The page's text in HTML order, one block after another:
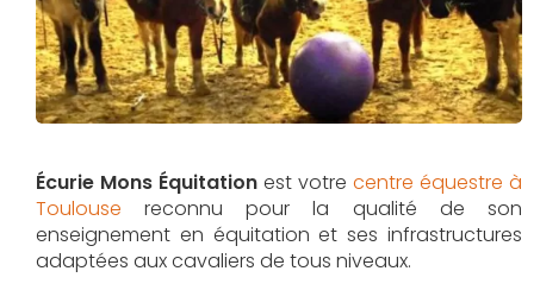
Écurie Mons Équitation est votre centre équestre à
Toulouse reconnu pour la qualité de son
enseignement en équitation et ses infrastructures
adaptées aux cavaliers de tous niveaux.